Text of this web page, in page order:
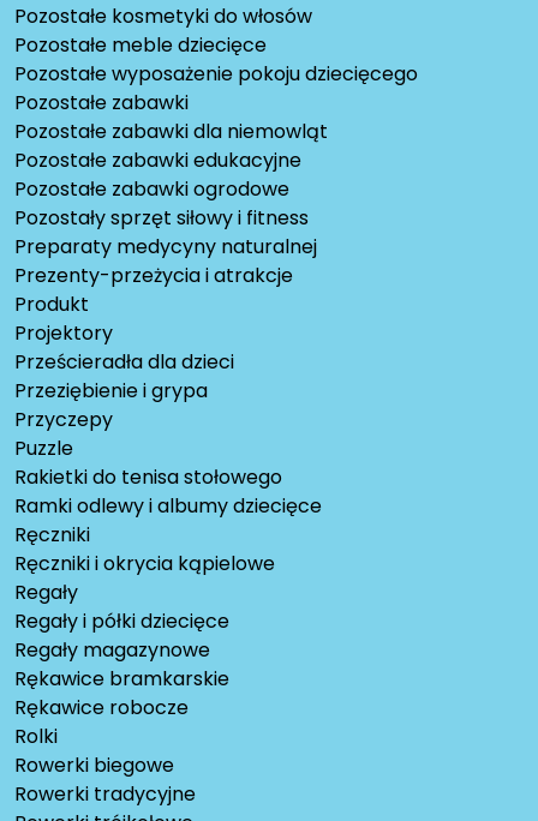
Pozostałe kosmetyki do włosów
Pozostałe meble dziecięce
Pozostałe wyposażenie pokoju dziecięcego
Pozostałe zabawki
Pozostałe zabawki dla niemowląt
Pozostałe zabawki edukacyjne
Pozostałe zabawki ogrodowe
Pozostały sprzęt siłowy i fitness
Preparaty medycyny naturalnej
Prezenty-przeżycia i atrakcje
Produkt
Projektory
Prześcieradła dla dzieci
Przeziębienie i grypa
Przyczepy
Puzzle
Rakietki do tenisa stołowego
Ramki odlewy i albumy dziecięce
Ręczniki
Ręczniki i okrycia kąpielowe
Regały
Regały i półki dziecięce
Regały magazynowe
Rękawice bramkarskie
Rękawice robocze
Rolki
Rowerki biegowe
Rowerki tradycyjne